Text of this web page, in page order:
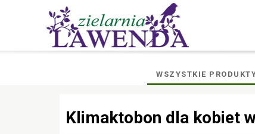
WSZYSTKIE
Klimaktobon dla kobiet